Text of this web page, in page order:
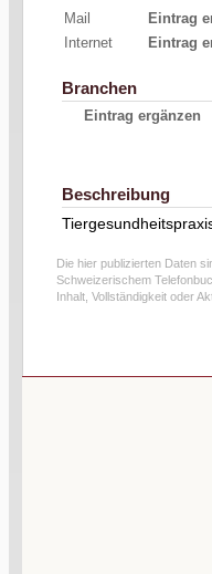
Mail
Eintrag
Internet
Eintrag
Branchen
Eintrag ergänzen
Beschreibung
Die hier publizierten Daten
Schweizerischem
Inhalt, Vollständigkeit oder